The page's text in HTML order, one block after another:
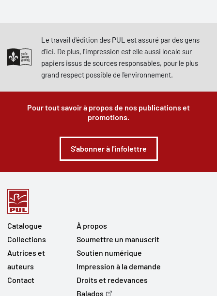
Le travail d'édition des PUL est assuré par des gens
d'ici. De plus, l'impression est elle aussi locale sur
papiers issus de sources responsables, pour le plus
grand respect possible de l'environnement.
Pour tout savoir à propos de nos publications et
promotions.
S'abonner à l'infolettre
Catalogue
Collections
Autrices et
auteurs
Contact
À propos
Soumettre un manuscrit
Soutien numérique
Impression à la demande
Droits et redevances
Balados